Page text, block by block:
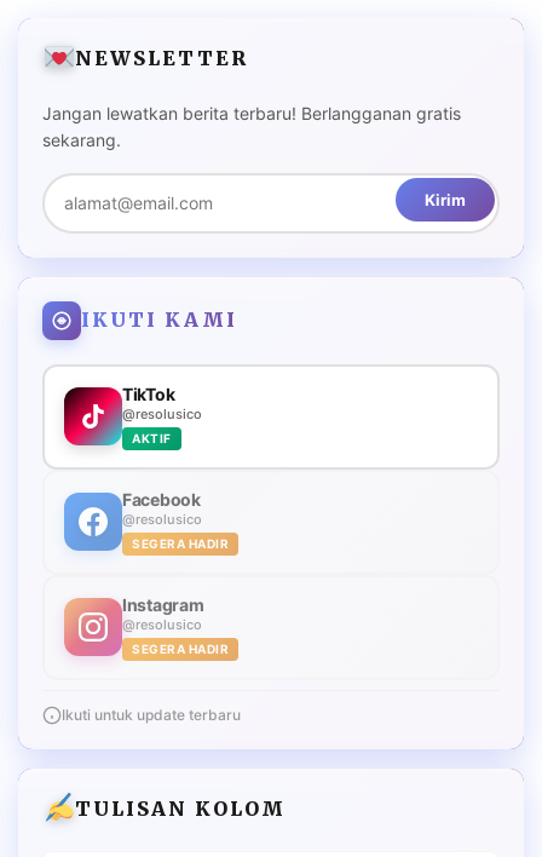
NEWSLETTER
Jangan lewatkan berita terbaru! Berlangganan gratis
sekarang.
Kirim
IKUTI KAMI
TikTok
@resolusico
AKTIF
Facebook
@resolusico
SEGERA HADIR
Instagram
@resolusico
SEGERA HADIR
Ikuti untuk update terbaru
TULISAN KOLOM